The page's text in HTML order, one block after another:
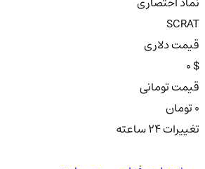
SCRAT
قیمت دلاری
0 $
قیمت تومانی
0 تومان
تغییرات ۲۴ ساعته